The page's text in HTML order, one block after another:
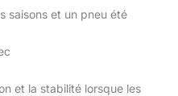
saisons et un pneu été
et la stabilité lorsque les